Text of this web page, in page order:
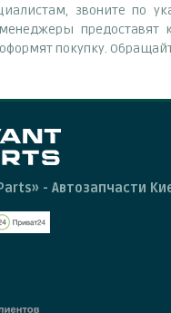
звоните по
предоставят
покупку.
- Автозапчасти